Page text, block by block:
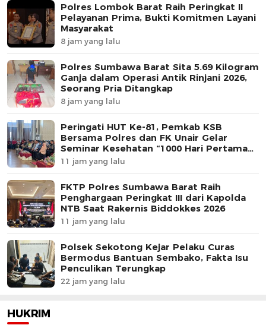
Polres Lombok Barat Raih Peringkat II
Pelayanan Prima, Bukti Komitmen Layani
Masyarakat
8 jam yang lalu
Polres Sumbawa Barat Sita 5.69 Kilogram
Ganja dalam Operasi Antik Rinjani 2026,
Seorang Pria Ditangkap
8 jam yang lalu
Peringati HUT Ke-81, Pemkab KSB
Bersama Polres dan FK Unair Gelar
Seminar Kesehatan “1000 Hari Pertama
Kehidupan”
11 jam yang lalu
FKTP Polres Sumbawa Barat Raih
Penghargaan Peringkat III dari Kapolda
NTB Saat Rakernis Biddokkes 2026
11 jam yang lalu
Polsek Sekotong Kejar Pelaku Curas
Bermodus Bantuan Sembako, Fakta Isu
Penculikan Terungkap
22 jam yang lalu
HUKRIM